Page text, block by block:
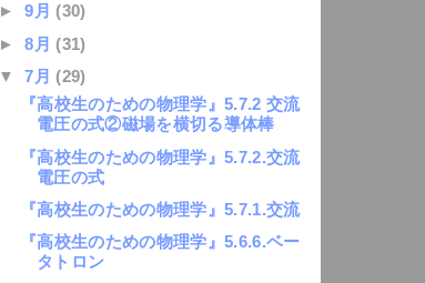
►9月 (30)
►8月 (31)
▼7月 (29)
『高校生のための物理学』5.7.2 交流
電圧の式②磁場を横切る導体棒
『高校生のための物理学』5.7.2.交流
電圧の式
『高校生のための物理学』5.7.1.交流
『高校生のための物理学』5.6.6.ベー
タトロン